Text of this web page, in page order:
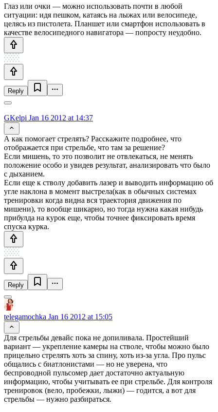
Глаз или очки — можно использовать почти в любой
ситуации: идя пешком, катаясь на лыжах или велосипеде,
целясь из пистолета. Планшет или смартфон использовать в
качестве велосипедного навигатора — попросту неудобно.
Reply
GKelpi Jan 16 2012 at 14:37
А как помогает стрелять? Расскажите подробнее, что
отображается при стрельбе, что там за решение?
Если мишень, то это позволит не отвлекаться, не менять
положение особо и увидев результат, анализировать что было
с дыханием.
Если еще к стволу добавить лазер и выводить информацию об
угле наклона в момент выстрела(как в обычных системах
тренировки когда видна вся траектория движения по
мишени), то вообще шикарно, но тогда нужна какая нибудь
прибулда на курок еще, чтобы точнее фиксировать время
спуска курка.
Reply
telegamochka Jan 16 2012 at 15:05
Для стрельбы девайс пока не допиливала. Простейший
вариант — укрепление камеры на стволе, чтобы можно было
прицельно стрелять хоть за спину, хоть из-за угла. Про пульс
общались с биатлонистами — но не уверена, что
беспроводной пульсомер дает достаточно актуальную
информацию, чтобы учитывать ее при стрельбе. Для контроля
тренировок (вело, пробежки, лыжи) — годится, а вот для
стрельбы — нужно разбираться.